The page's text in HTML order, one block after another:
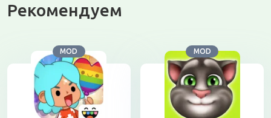
Рекомендуем
MOD MOD